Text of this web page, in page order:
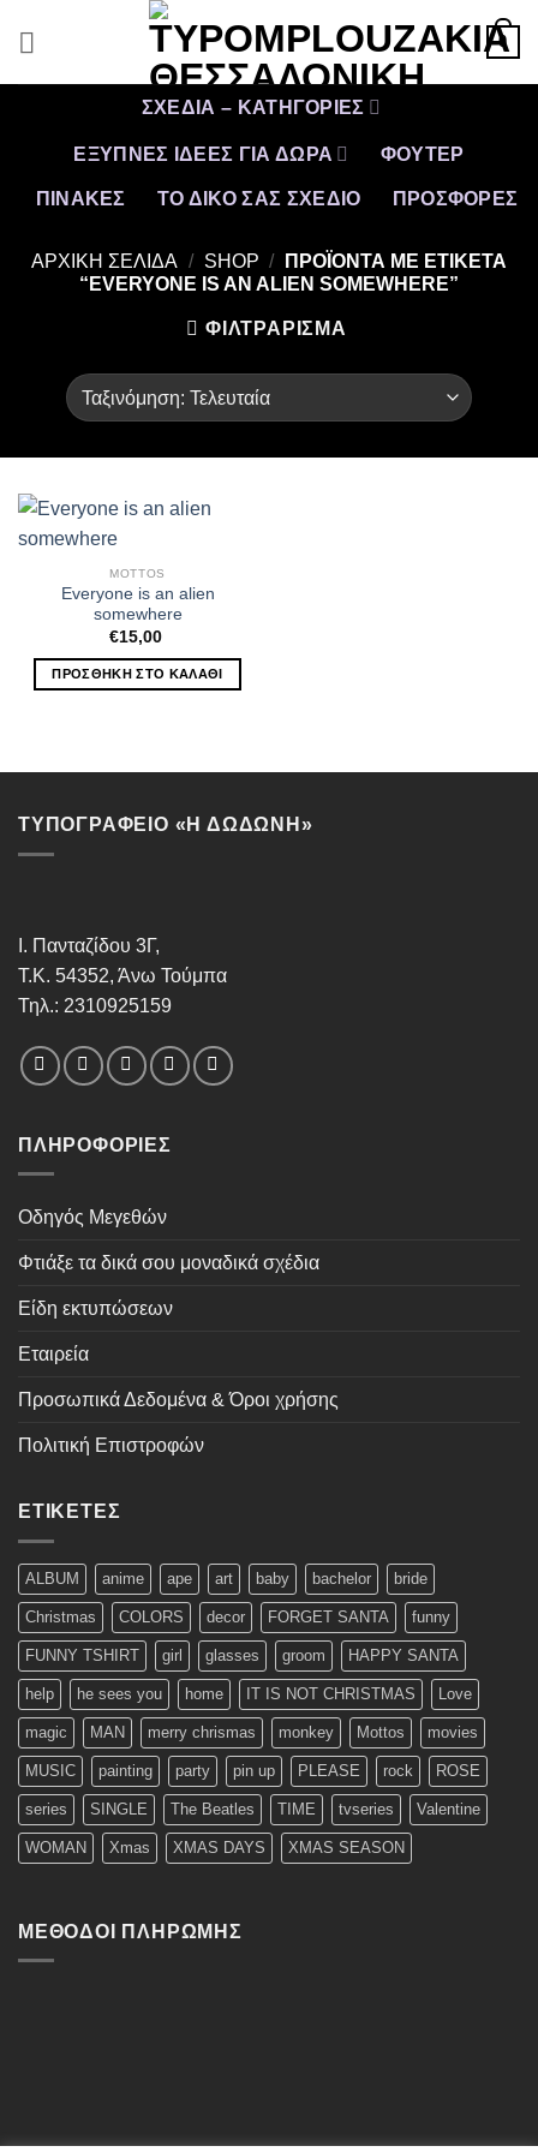
0
ΣΧΕΔΙΑ – ΚΑΤΗΓΟΡΙΕΣ
ΕΞΥΠΝΕΣ ΙΔΕΕΣ ΓΙΑ ΔΩΡΑ ΦΟΥΤΕΡ
ΠΙΝΑΚΕΣ ΤΟ ΔΙΚΟ ΣΑΣ ΣΧΕΔΙΟ ΠΡΟΣΦΟΡΈΣ
ΑΡΧΙΚΉ ΣΕΛΊΔΑ / SHOP /
ΠΡΟΪΌΝΤΑ ΜΕ ΕΤΙΚΈΤΑ
“EVERYONE IS AN ALIEN SOMEWHERE”
ΦΙΛΤΡΆΡΙΣΜΑ
MOTTOS
Everyone is an alien
somewhere
€15,00
ΠΡΟΣΘΉΚΗ ΣΤΟ ΚΑΛΆΘΙ
ΤΥΠΟΓΡΑΦΕΙΟ «Η ΔΩΔΩΝΗ»
Ι. Πανταζίδου 3Γ,
Τ.Κ. 54352, Άνω Τούμπα
Τηλ.: 2310925159
ΠΛΗΡΟΦΟΡΊΕΣ
Οδηγός Μεγεθών
Φτιάξε τα δικά σου μοναδικά σχέδια
Είδη εκτυπώσεων
Εταιρεία
Προσωπικά Δεδομένα & Όροι χρήσης
Πολιτική Επιστροφών
ΕΤΙΚΈΤΕΣ
ALBUM anime ape art baby bachelor bride
Christmas COLORS decor FORGET SANTA funny
FUNNY TSHIRT girl glasses groom HAPPY SANTA
help he sees you home IT IS NOT CHRISTMAS Love
magic MAN merry chrismas monkey Mottos movies
MUSIC painting party pin up PLEASE rock ROSE
series SINGLE The Beatles TIME tvseries Valentine
WOMAN Xmas XMAS DAYS XMAS SEASON
ΜΈΘΟΔΟΙ ΠΛΗΡΩΜΉΣ